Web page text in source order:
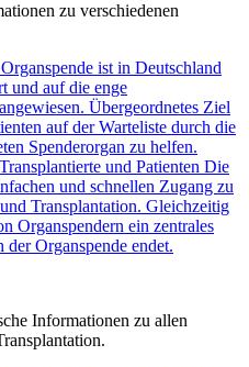
zu verschiedenen
ist in Deutschland
und auf die enge
Übergeordnetes Ziel
auf der Warteliste durch die
Spenderorgan zu helfen.
und Patienten Die
und schnellen Zugang zu
Transplantation. Gleichzeitig
Organspendern ein zentrales
Organspende endet.
Informationen zu allen